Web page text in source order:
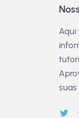
Aqui
suas